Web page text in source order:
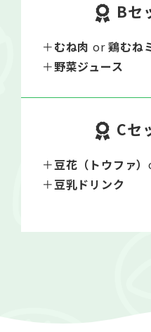
Bセ
＋むね肉 or鶏むね
＋野菜ジュース
Cセ
＋豆花（トウファ）
＋豆乳ドリンク